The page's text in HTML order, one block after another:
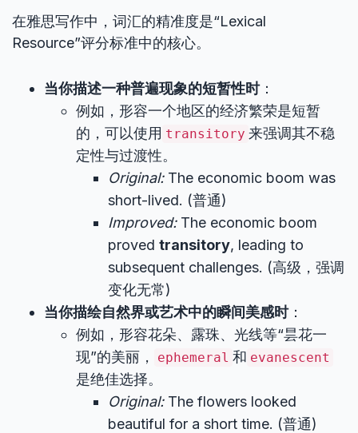
在雅思写作中，词汇的精准度是“Lexical
Resource”评分标准中的核心。
当你描述一种普遍现象的短暂性时：
例如，形容一个地区的经济繁荣是短暂
的，可以使用 transitory 来强调其不稳
定性与过渡性。
Original:The economic boom was
short-lived. (普通)
Improved:The economic boom
proved transitory, leading to
subsequent challenges. (高级，强调
变化无常)
当你描绘自然界或艺术中的瞬间美感时：
例如，形容花朵、露珠、光线等“昙花一
现”的美丽，
ephemeral 和 evanescent
是绝佳选择。
Original:The flowers looked
beautiful for a short time. (普通)